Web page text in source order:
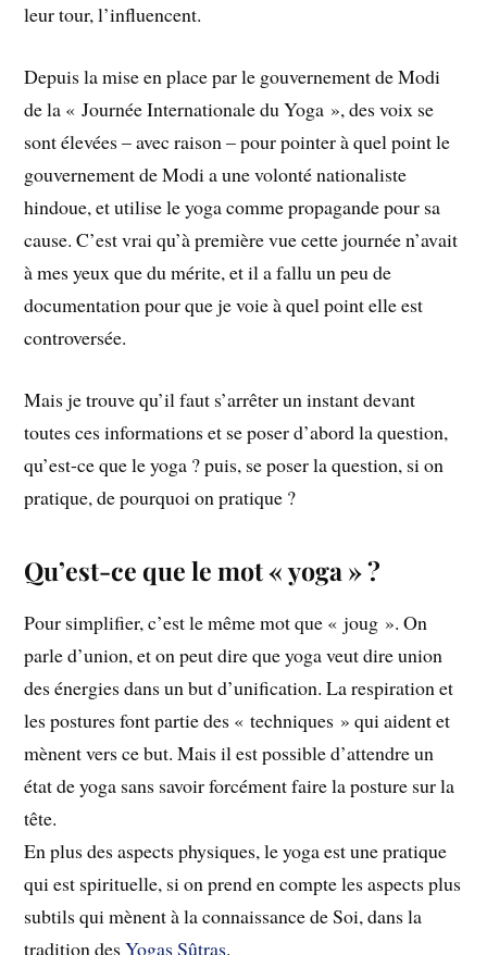
leur tour, l’influencent.
Depuis la mise en place par le gouvernement de Modi
de la « Journée Internationale du Yoga », des voix se
sont élevées – avec raison – pour pointer à quel point le
gouvernement de Modi a une volonté nationaliste
hindoue, et utilise le yoga comme propagande pour sa
cause. C’est vrai qu’à première vue cette journée n’avait
à mes yeux que du mérite, et il a fallu un peu de
documentation pour que je voie à quel point elle est
controversée.
Mais je trouve qu’il faut s’arrêter un instant devant
toutes ces informations et se poser d’abord la question,
qu’est-ce que le yoga ? puis, se poser la question, si on
pratique, de pourquoi on pratique ?
Qu’est-ce que le mot « yoga » ?
Pour simplifier, c’est le même mot que « joug ». On
parle d’union, et on peut dire que yoga veut dire union
des énergies dans un but d’unification. La respiration et
les postures font partie des « techniques » qui aident et
mènent vers ce but. Mais il est possible d’attendre un
état de yoga sans savoir forcément faire la posture sur la
tête.
En plus des aspects physiques, le yoga est une pratique
qui est spirituelle, si on prend en compte les aspects plus
subtils qui mènent à la connaissance de Soi, dans la
tradition desYogas Sûtras.